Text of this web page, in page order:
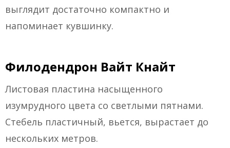
выглядит достаточно компактно и
напоминает кувшинку.
Филодендрон Вайт Кнайт
Листовая пластина насыщенного
изумрудного цвета со светлыми пятнами.
Стебель пластичный, вьется, вырастает до
нескольких метров.